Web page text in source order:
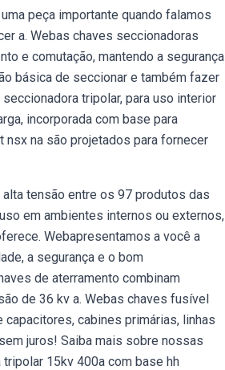
peça importante quando falamos
a. Webas chaves seccionadoras
e comutação, mantendo a segurança
básica de seccionar e também fazer
tripolar, para uso interior
incorporada com base para
na são projetados para fornecer
tensão entre os 97 produtos das
em ambientes internos ou externos,
Webapresentamos a você a
a segurança e o bom
de aterramento combinam
de 36 kv a. Webas chaves fusível
cabines primárias, linhas
juros! Saiba mais sobre nossas
15kv 400a com base hh